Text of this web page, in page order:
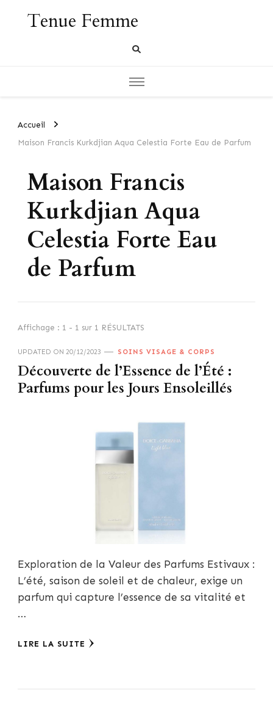
Tenue Femme
Accueil
Maison Francis Kurkdjian Aqua Celestia Forte Eau de Parfum
Maison Francis
Kurkdjian Aqua
Celestia Forte Eau
de Parfum
Affichage : 1 - 1 sur 1 RÉSULTATS
UPDATED ON 20/12/2023 SOINS VISAGE & CORPS
Découverte de l’Essence de l’Été :
Parfums pour les Jours Ensoleillés
Exploration de la Valeur des Parfums Estivaux :
L’été, saison de soleil et de chaleur, exige un
parfum qui capture l’essence de sa vitalité et
…
LIRE LA SUITE